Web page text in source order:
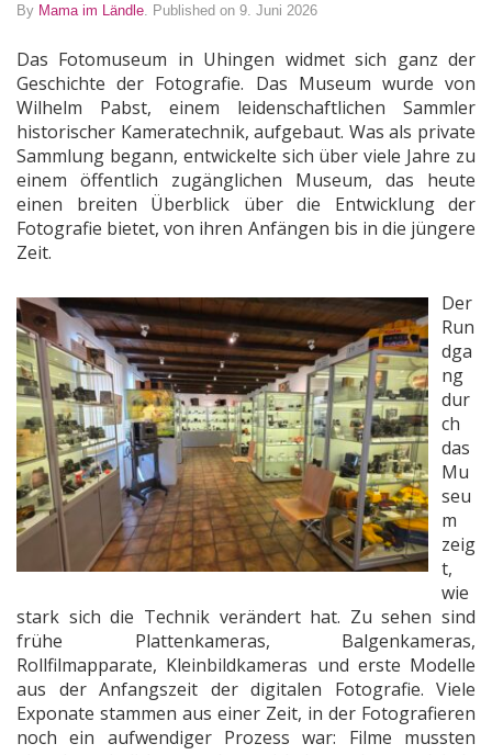
By Mama im Ländle Published on 9. Juni 2026
Das Fotomuseum in Uhingen widmet sich ganz der
Geschichte der Fotografie. Das Museum wurde von
Wilhelm Pabst, einem leidenschaftlichen Sammler
historischer Kameratechnik, aufgebaut. Was als private
Sammlung begann, entwickelte sich über viele Jahre zu
einem öffentlich zugänglichen Museum, das heute
einen breiten Überblick über die Entwicklung der
Fotografie bietet, von ihren Anfängen bis in die jüngere
Zeit.
Der
Run
dga
ng
dur
ch
das
Mu
seu
m
zeig
t,
wie
stark sich die Technik verändert hat. Zu sehen sind
frühe Plattenkameras, Balgenkameras,
Rollfilmapparate, Kleinbildkameras und erste Modelle
aus der Anfangszeit der digitalen Fotografie. Viele
Exponate stammen aus einer Zeit, in der Fotografieren
noch ein aufwendiger Prozess war: Filme mussten